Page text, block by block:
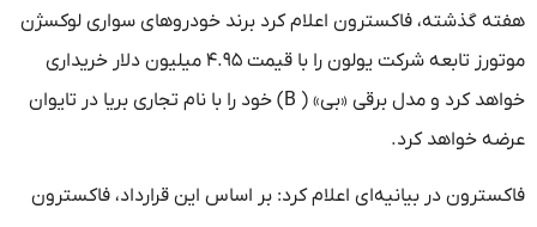
هفته گذشته، فاکسترون اعلام کرد برند خودروهای سواری لوکسژن
موتورز تابعه شرکت یولون را با قیمت ۴.۹۵ میلیون دلار خریداری
خواهد کرد و مدل برقی «بی» ( B) خود را با نام تجاری بریا در تایوان
عرضه خواهد کرد.
فاکسترون در بیانیه‌ای اعلام کرد: بر اساس این قرارداد، فاکسترون